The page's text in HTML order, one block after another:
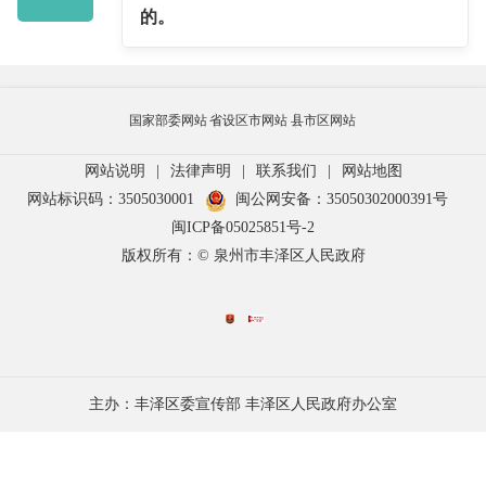
的。
国家部委网站省设区市网站 县市区网站
网站说明 | 法律声明 | 联系我们 |
网站地图
网站标识码：3505030001
闽公网安备：35050302000391号
闽ICP备05025851号-2
版权所有：© 泉州市丰泽区人民政府
主办：丰泽区委宣传部 丰泽区人民政府办公室